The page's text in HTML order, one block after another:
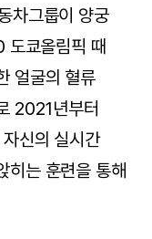
차그룹이 양궁
도쿄올림픽 때
얼굴의 혈류
2021년부터
신의 실시간
히는 훈련을 통해